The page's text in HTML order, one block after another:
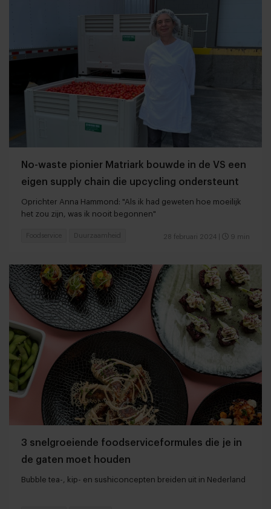
No-waste pionier Matriark bouwde in de VS een
eigen supply chain die upcycling ondersteunt
Oprichter Anna Hammond: "Als ik had geweten hoe moeilijk
het zou zijn, was ik nooit begonnen"
28 februari 2024 9 min
Foodservice Duurzaamheid
3 snelgroeiende foodserviceformules die je in
de gaten moet houden
Bubble tea-, kip- en sushiconcepten breiden uit in Nederland